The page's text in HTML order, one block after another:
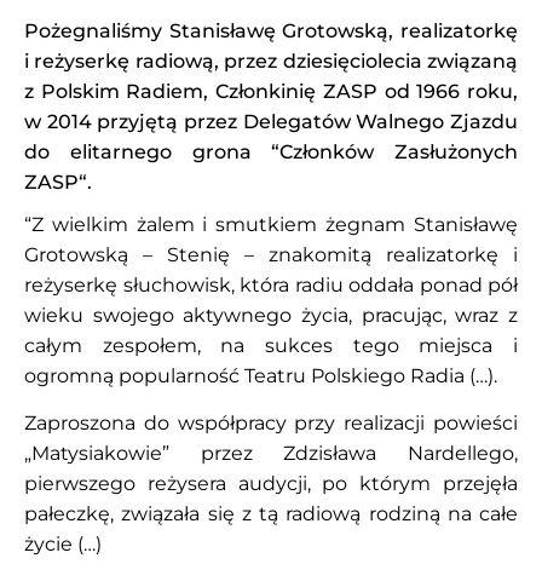
Pożegnaliśmy Stanisławę Grotowską, realizatorkę
i reżyserkę radiową, przez dziesięciolecia związaną
z Polskim Radiem, Członkinię ZASP od 1966 roku,
w 2014 przyjętą przez Delegatów Walnego Zjazdu
do elitarnego grona “Członków Zasłużonych
ZASP“.
“Z wielkim żalem i smutkiem żegnam Stanisławę
Grotowską – Stenię – znakomitą realizatorkę i
reżyserkę słuchowisk, która radiu oddała ponad pół
wieku swojego aktywnego życia, pracując, wraz z
całym zespołem, na sukces tego miejsca i
ogromną popularność Teatru Polskiego Radia (…).
Zaproszona do współpracy przy realizacji powieści
„Matysiakowie” przez Zdzisława Nardellego,
pierwszego reżysera audycji, po którym przejęła
pałeczkę, związała się z tą radiową rodziną na całe
życie (…)